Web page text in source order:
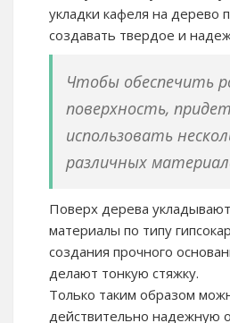
укладки кафеля на дерево
создавать твердое и
Чтобы обеспечить
поверхность,
использовать
различных
Поверх дерева
материалы по типу
создания прочного
делают тонкую стяжку.
Только таким образом
действительно надежную